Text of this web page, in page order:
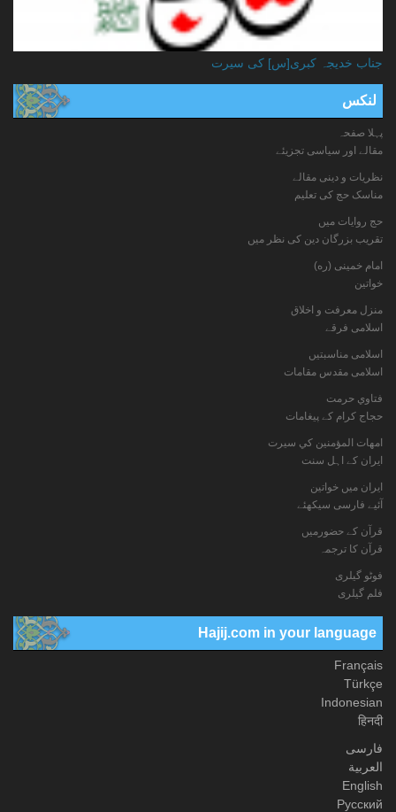
جناب خدیجہ کبری[س] کی سیرت
لنکس
پہلا صفحہ
مقالے اور سیاسی تجزیئے
نظریات و دینی مقالے
مناسک حج کی تعلیم
حج روایات میں
تقریب بزرگان دین کی نظر میں
امام خمینی (ره)
خواتين
منزل معرفت و اخلاق
اسلامی فرقے
اسلامی مناسبتیں
اسلامی مقدس مقامات
فتاوي حرمت
حجاج کرام کے پیغامات
امهات المؤمنين كي سيرت
ایران کے اہل سنت
ایران میں خواتین
آئیے فارسی سیکھئے
قرآن کے حضورمیں
قرآن کا ترجمہ
فوٹو گيلری
فلم گیلری
Hajij.com in your language
Français
Türkçe
Indonesian
हिनदी
فارسی
العربیة
English
Русский